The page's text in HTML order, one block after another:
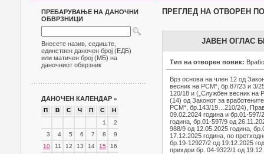
ПРЕБАРУВАЊЕ НА ДАНОЧНИ
ОБВРЗНИЦИ
Внесете назив, седиште,
единствен даночен број (ЕДБ)
или матичен број (МБ) на
даночниот обврзник
ДАНОЧЕН КАЛЕНДАР »
П В С Ч П С
Н
1
2
3
4 5 6 7 8
9
10
11 12 13 14 15
16
ПРЕГЛЕД НА ОТВОРЕН
ЈАВЕН ОГЛАС
Тип на отворен повик:
Врз основа на член 12 од
весник на РСМ“, бр.87/23 и 3/
120/18 и („Службен весник на
(14) од Законот за
РСМ“, бр.143/19…210/24),
09.02.2024 година и бр.01-
година, бр.01-597/9 од
988/9 од 12.05.2025 година,
17.12.2025 година, по
бр.19-12927/2 од 19.12.2025
прихдои бр. 04-9322/1 од